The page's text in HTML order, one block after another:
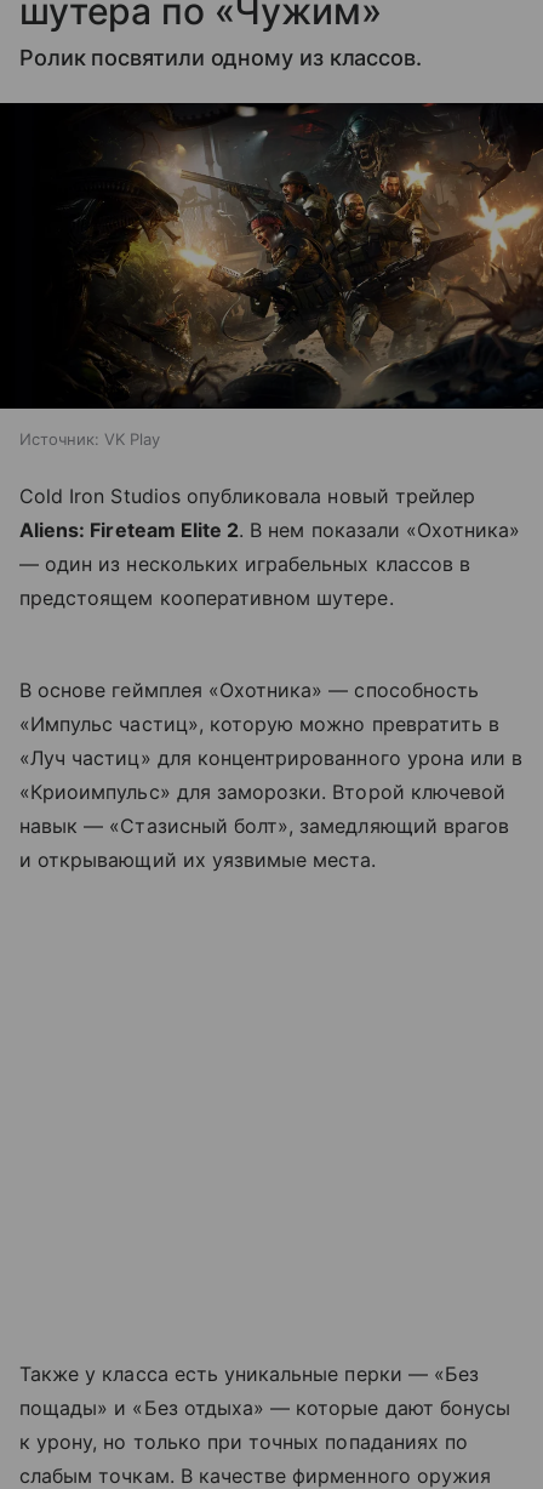
шутера по «Чужим»
Ролик посвятили одному из классов.
Источник: VK Play
Cold Iron Studios опубликовала новый трейлер
Aliens: Fireteam Elite 2. В нем показали «Охотника»
— один из нескольких играбельных классов в
предстоящем кооперативном шутере.
В основе геймплея «Охотника» — способность
«Импульс частиц», которую можно превратить в
«Луч частиц» для концентрированного урона или в
«Криоимпульс» для заморозки. Второй ключевой
навык — «Стазисный болт», замедляющий врагов
и открывающий их уязвимые места.
Также у класса есть уникальные перки — «Без
пощады» и «Без отдыха» — которые дают бонусы
к урону, но только при точных попаданиях по
слабым точкам. В качестве фирменного оружия